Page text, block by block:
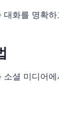
대화를 명확
소셜 미디어